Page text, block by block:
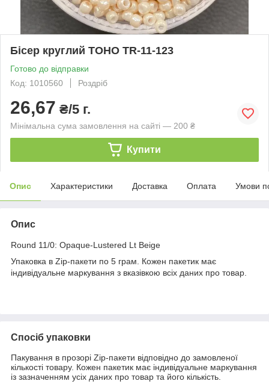
Бісер круглий TOHO TR-11-123
Готово до відправки
Код: 1010560
Роздріб
26,67 ₴/5 г.
Мінімальна сума замовлення на сайті — 200 ₴
Купити
Опис Характеристики Доставка Оплата Умови
Опис
Round 11/0: Opaque-Lustered Lt Beige
Упаковка в Zip-пакети по 5 грам. Кожен пакетик має
індивідуальне маркування з вказівкою всіх даних про товар.
Спосіб упаковки
Пакування в прозорі Zip-пакети відповідно до замовленої
кількості товару. Кожен пакетик має індивідуальне маркування
із зазначенням усіх даних про товар та його кількість.